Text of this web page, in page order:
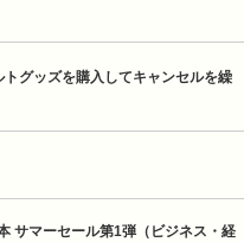
グッズを購入してキャンセルを繰
サマーセール第1弾（ビジネス・経